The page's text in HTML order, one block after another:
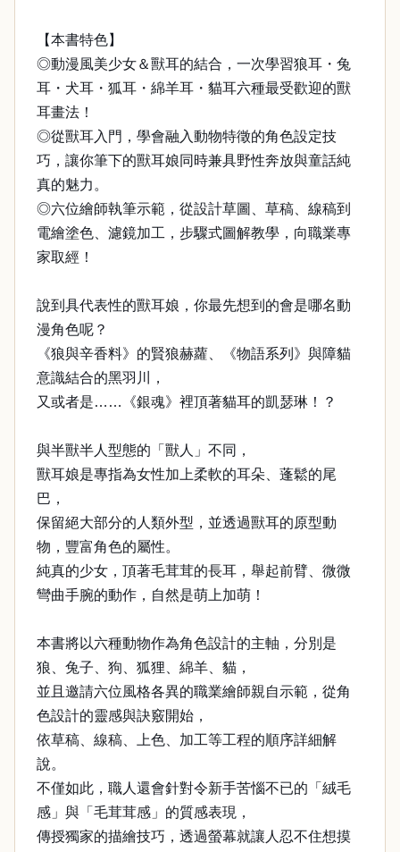
【本書特色】
◎動漫風美少女＆獸耳的結合，一次學習狼耳・兔
耳・犬耳・狐耳・綿羊耳・貓耳六種最受歡迎的獸
耳畫法！
◎從獸耳入門，學會融入動物特徵的角色設定技
巧，讓你筆下的獸耳娘同時兼具野性奔放與童話純
真的魅力。
◎六位繪師執筆示範，從設計草圖、草稿、線稿到
電繪塗色、濾鏡加工，步驟式圖解教學，向職業專
家取經！
說到具代表性的獸耳娘，你最先想到的會是哪名動
漫角色呢？
《狼與辛香料》的賢狼赫蘿、《物語系列》與障貓
意識結合的黑羽川，
又或者是……《銀魂》裡頂著貓耳的凱瑟琳！？
與半獸半人型態的「獸人」不同，
獸耳娘是專指為女性加上柔軟的耳朵、蓬鬆的尾
巴，
保留絕大部分的人類外型，並透過獸耳的原型動
物，豐富角色的屬性。
純真的少女，頂著毛茸茸的長耳，舉起前臂、微微
彎曲手腕的動作，自然是萌上加萌！
本書將以六種動物作為角色設計的主軸，分別是
狼、兔子、狗、狐狸、綿羊、貓，
並且邀請六位風格各異的職業繪師親自示範，從角
色設計的靈感與訣竅開始，
依草稿、線稿、上色、加工等工程的順序詳細解
說。
不僅如此，職人還會針對令新手苦惱不已的「絨毛
感」與「毛茸茸感」的質感表現，
傳授獨家的描繪技巧，透過螢幕就讓人忍不住想摸